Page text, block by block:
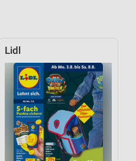
Lidl